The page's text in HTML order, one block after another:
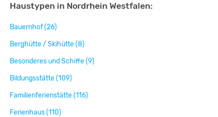
Haustypen in Nordrhein Westfalen:
Bauernhof (26)
Berghütte / Skihütte (8)
Besonderes und Schiffe (9)
Bildungsstätte (109)
Familienferienstätte (116)
Ferienhaus (110)